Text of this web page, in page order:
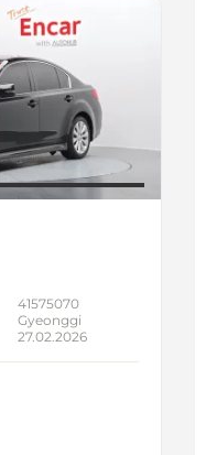
41575070
Gyeonggi
27.02.2026